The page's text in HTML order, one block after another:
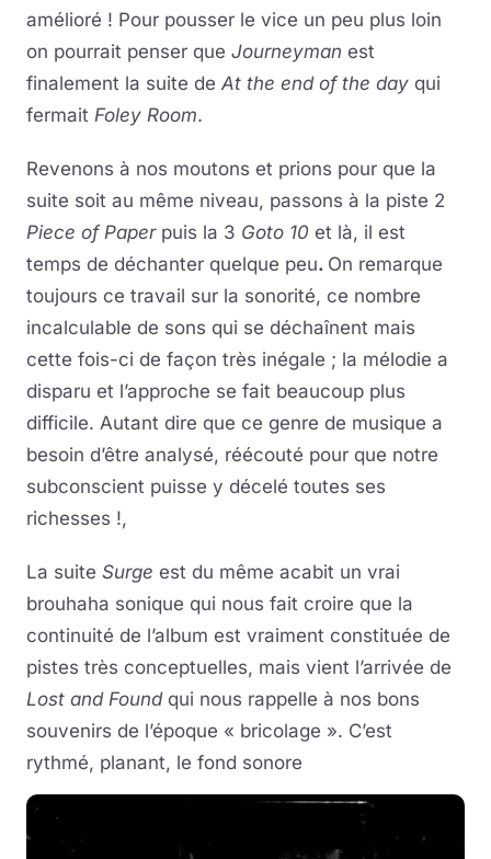
amélioré ! Pour pousser le vice un peu plus loin
on pourrait penser que Journeyman est
finalement la suite de At the end of the day qui
fermait Foley Room.
Revenons à nos moutons et prions pour que la
suite soit au même niveau, passons à la piste 2
Piece of Paperpuis la 3 Goto 10 et là, il est
temps de déchanter quelque peu. On remarque
toujours ce travail sur la sonorité, ce nombre
incalculable de sons qui se déchaînent mais
cette fois-ci de façon très inégale ; la mélodie a
disparu et l’approche se fait beaucoup plus
difficile. Autant dire que ce genre de musique a
besoin d’être analysé, réécouté pour que notre
subconscient puisse y décelé toutes ses
richesses !,
La suite Surge est du même acabit un vrai
brouhaha sonique qui nous fait croire que la
continuité de l’album est vraiment constituée de
pistes très conceptuelles, mais vient l’arrivée de
Lost and Foundqui nous rappelle à nos bons
souvenirs de l’époque « bricolage ». C’est
rythmé, planant, le fond sonore